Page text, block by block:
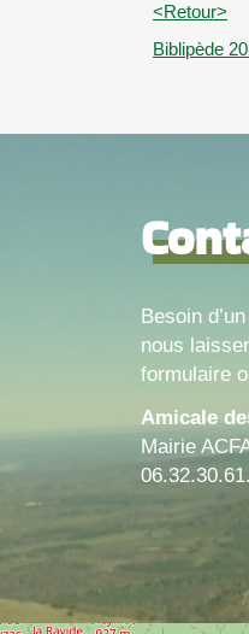
<Retour>
Biblipède
Besoin
nous
formulaire
Amicale
Mairie